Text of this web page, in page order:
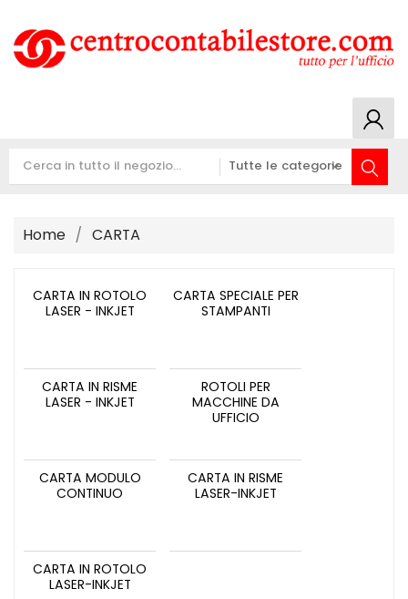
Home CARTA
CARTA IN ROTOLO
LASER - INKJET
CARTA SPECIALE PER
STAMPANTI
CARTA IN RISME
LASER - INKJET
ROTOLI PER
MACCHINE DA
UFFICIO
CARTA MODULO
CONTINUO
CARTA IN RISME
LASER-INKJET
CARTA IN ROTOLO
LASER-INKJET